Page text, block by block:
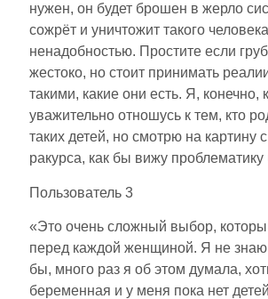
нужен, он будет брошен в жерло
сожрёт и уничтожит такого
ненадобностью. Простите если
жестоко, но стоит принимать
такими, какие они есть. Я, конечно,
уважительно отношусь к тем, кто
таких детей, но смотрю на картину с
ракурса, как бы вижу проблематику
Пользователь 3
«Это очень сложный выбор,
перед каждой женщиной. Я не знаю,
бы, много раз я об этом думала,
беременная и у меня пока нет